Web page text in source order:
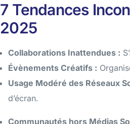
7 Tendances
2025
Collaborations Inattendues :
Évènements Créatifs :
Usage Modéré des Réseaux
d’écran.
Communautés hors Médias